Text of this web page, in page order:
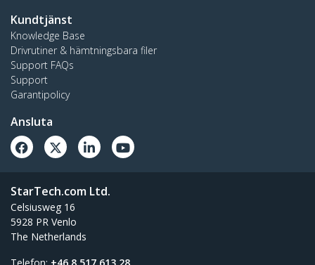
Kundtjänst
Knowledge Base
Drivrutiner & hämtningsbara filer
Support FAQs
Support
Garantipolicy
Ansluta
StarTech.com Ltd.
Celsiusweg 16
5928 PR Venlo
The Netherlands
Telefon: +46 8 517 613 28